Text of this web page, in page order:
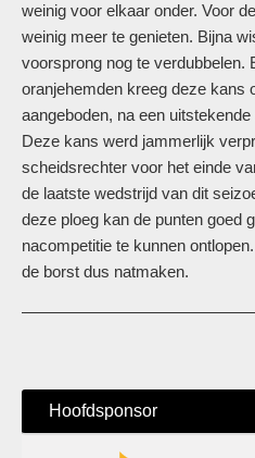
weinig voor elkaar onder. Voor
weinig meer te genieten. Bijna
voorsprong nog te verdubbelen.
oranjehemden kreeg deze kans
aangeboden, na een
Deze kans werd jammerlijk
scheidsrechter voor het einde
de laatste wedstrijd van dit
deze ploeg kan de punten goed
nacompetitie te kunnen
de borst dus natmaken.
Hoofdsponsor